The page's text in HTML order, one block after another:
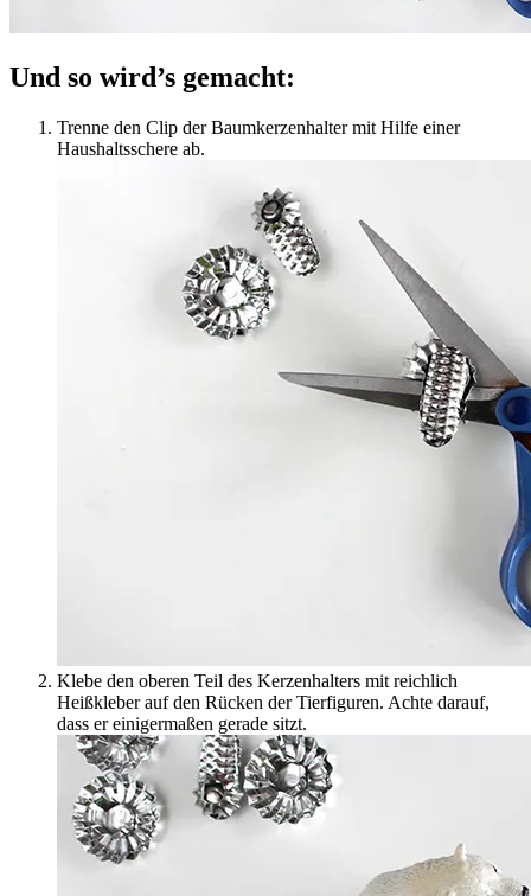
Und so wird’s gemacht:
Trenne den Clip der Baumkerzenhalter mit Hilfe einer
Haushaltsschere ab.
Klebe den oberen Teil des Kerzenhalters mit reichlich
Heißkleber auf den Rücken der Tierfiguren. Achte darauf,
dass er einigermaßen gerade sitzt.